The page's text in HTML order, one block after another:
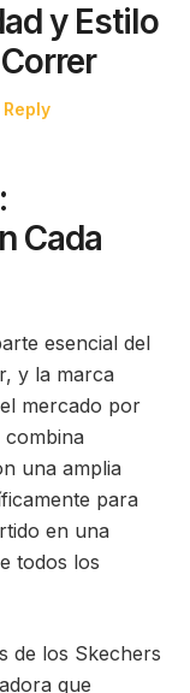
y Estilo
Cada
esencial del
y la marca
mercado por
una amplia
para
en una
todos los
de los Skechers
que